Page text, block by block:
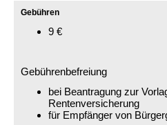
Gebühren
9 €
Gebührenbefreiung
bei Beantragung zur
Rentenversicherung
für Empfänger von